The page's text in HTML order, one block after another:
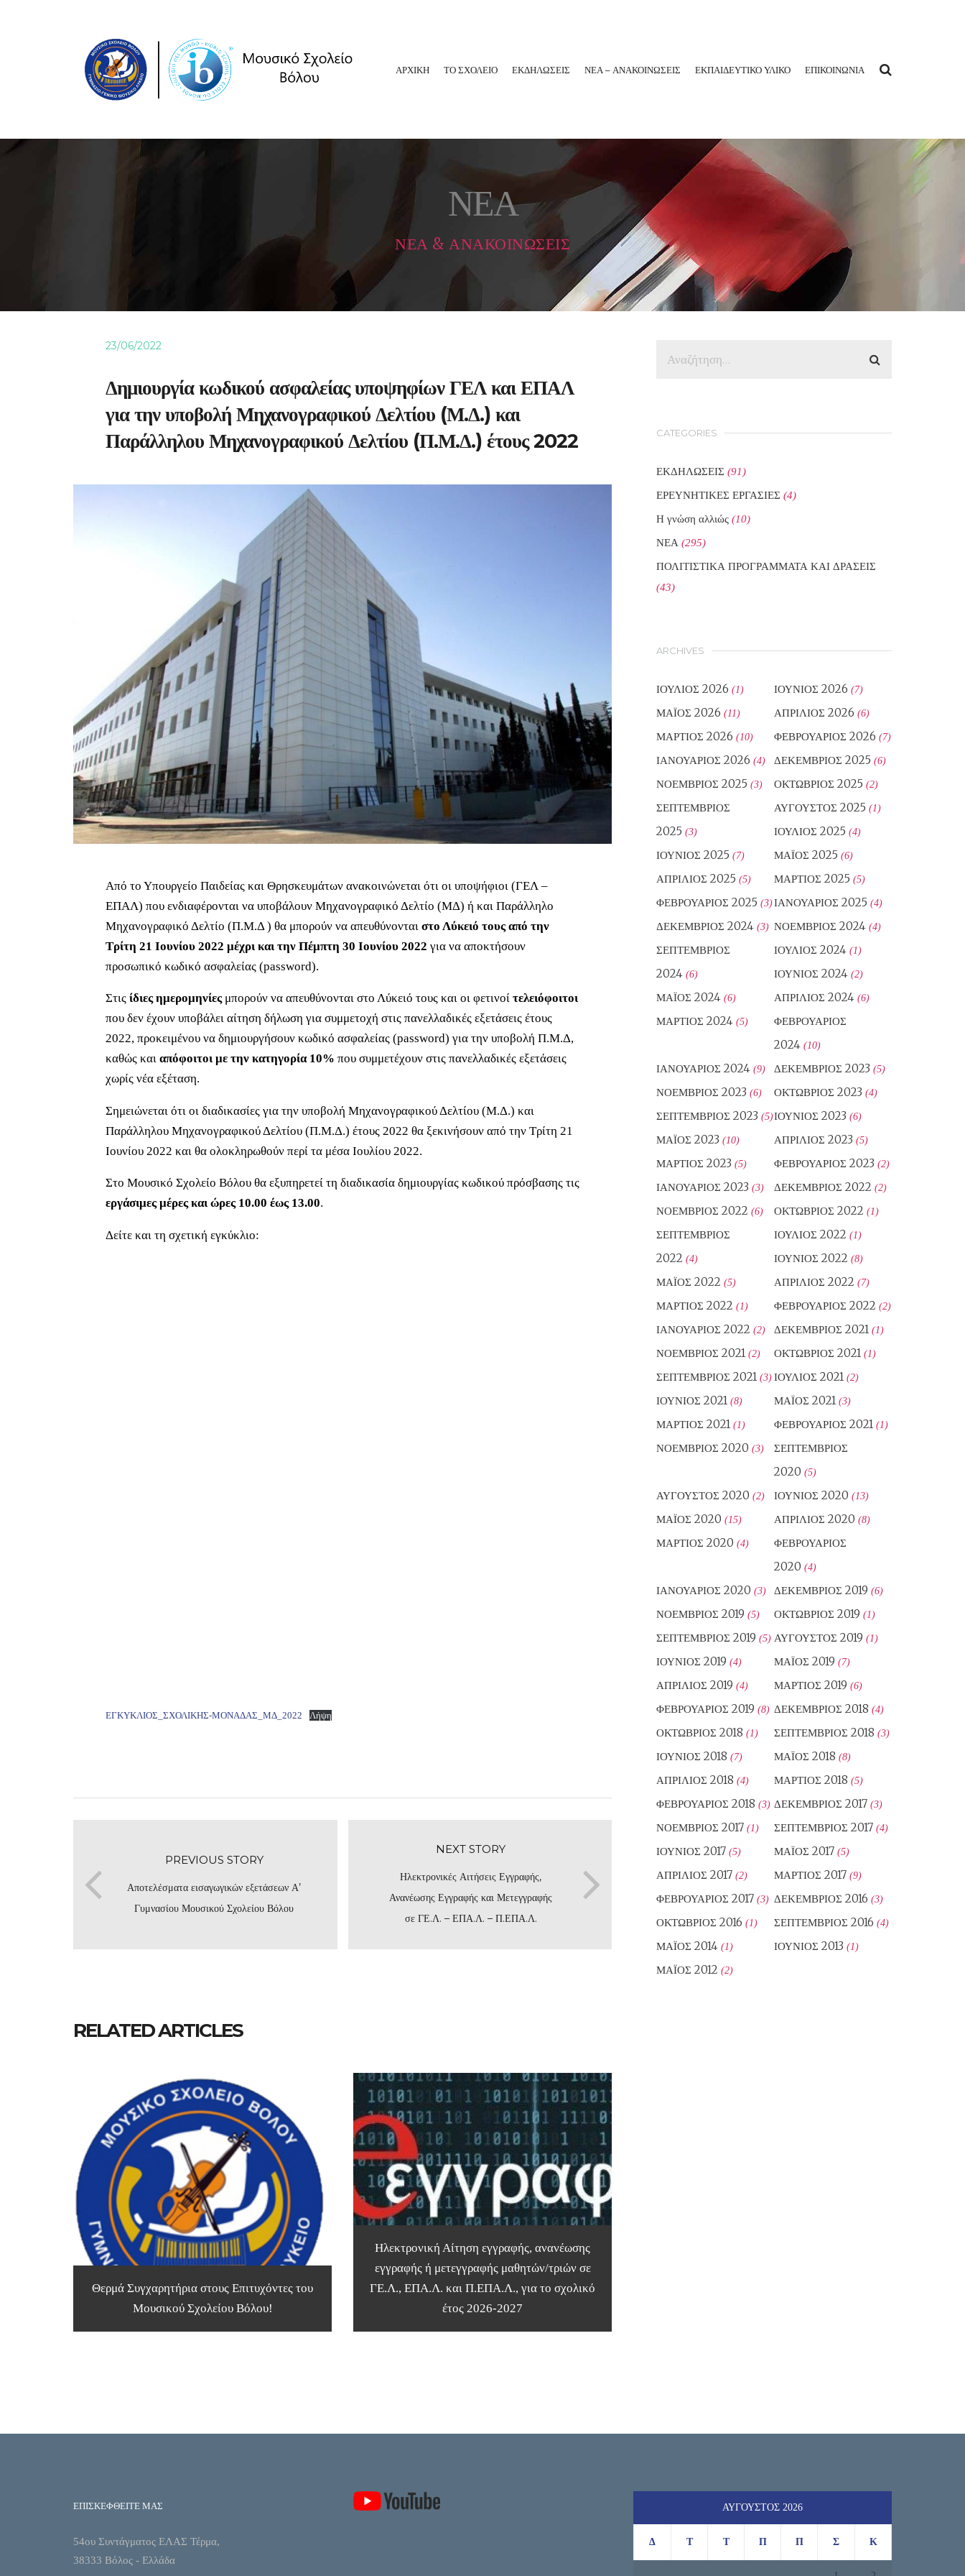
ΑΡΧΙΚΗ ΤΟ ΣΧΟΛΕΙΟ ΕΚΔΗΛΩΣΕΙΣ ΝΕΑ – ΑΝΑΚΟΙΝΩΣΕΙΣ ΕΚΠΑΙΔΕΥΤΙΚΟ ΥΛΙΚΟ ΕΠΙΚΟΙΝΩΝΙΑ
ΝΕΑ
ΝΕΑ & ΑΝΑΚΟΙΝΩΣΕΙΣ
23/06/2022
Δημιουργία κωδικού ασφαλείας υποψηφίων ΓΕΛ και ΕΠΑΛ
για την υποβολή Μηχανογραφικού Δελτίου (Μ.Δ.) και
Παράλληλου Μηχανογραφικού Δελτίου (Π.Μ.Δ.) έτους 2022
Από το Υπουργείο Παιδείας και Θρησκευμάτων ανακοινώνεται ότι οι υποψήφιοι (ΓΕΛ –
ΕΠΑΛ) που ενδιαφέρονται να υποβάλουν Μηχανογραφικό Δελτίο (ΜΔ) ή και Παράλληλο
Μηχανογραφικό Δελτίο (Π.Μ.Δ ) θα μπορούν να απευθύνονται στο Λύκειό τους από την
Τρίτη 21 Ιουνίου 2022 μέχρι και την Πέμπτη 30 Ιουνίου 2022 για να αποκτήσουν
προσωπικό κωδικό ασφαλείας (password).
Στις ίδιες ημερομηνίεςμπορούν να απευθύνονται στο Λύκειό τους και οι φετινοί τελειόφοιτοι
που δεν έχουν υποβάλει αίτηση δήλωση για συμμετοχή στις πανελλαδικές εξετάσεις έτους
2022, προκειμένου να δημιουργήσουν κωδικό ασφαλείας (password) για την υποβολή Π.Μ.Δ,
καθώς και απόφοιτοι με την κατηγορία 10% που συμμετέχουν στις πανελλαδικές εξετάσεις
χωρίς νέα εξέταση.
Σημειώνεται ότι οι διαδικασίες για την υποβολή Μηχανογραφικού Δελτίου (Μ.Δ.) και
Παράλληλου Μηχανογραφικού Δελτίου (Π.Μ.Δ.) έτους 2022 θα ξεκινήσουν από την Τρίτη 21
Ιουνίου 2022 και θα ολοκληρωθούν περί τα μέσα Ιουλίου 2022.
Στο Μουσικό Σχολείο Βόλου θα εξυπηρετεί τη διαδικασία δημιουργίας κωδικού πρόσβασης τις
εργάσιμες μέρες και ώρες 10.00 έως 13.00.
Δείτε και τη σχετική εγκύκλιο:
ΕΓΚΥΚΛΙΟΣ_ΣΧΟΛΙΚΗΣ-ΜΟΝΑΔΑΣ_ΜΔ_2022 Λήψη
PREVIOUS STORY
Αποτελέσματα εισαγωγικών εξετάσεων Α’
Γυμνασίου Μουσικού Σχολείου Βόλου
NEXT STORY
Ηλεκτρονικές Αιτήσεις Εγγραφής,
Ανανέωσης Εγγραφής και Μετεγγραφής
σε ΓΕ.Λ. – ΕΠΑ.Λ. – Π.ΕΠΑ.Λ.
RELATED ARTICLES
Θερμά Συγχαρητήρια στους Επιτυχόντες του
Μουσικού Σχολείου Βόλου!
Ηλεκτρονική Αίτηση εγγραφής, ανανέωσης
εγγραφής ή μετεγγραφής μαθητών/τριών σε
ΓΕ.Λ., ΕΠΑ.Λ. και Π.ΕΠΑ.Λ., για το σχολικό
έτος 2026-2027
CATEGORIES
ΕΚΔΗΛΩΣΕΙΣ (91)
ΕΡΕΥΝΗΤΙΚΕΣ ΕΡΓΑΣΙΕΣ (4)
Η γνώση αλλιώς (10)
ΝΕΑ (295)
ΠΟΛΙΤΙΣΤΙΚΑ ΠΡΟΓΡΑΜΜΑΤΑ ΚΑΙ ΔΡΑΣΕΙΣ
(43)
ARCHIVES
ΙΟΎΛΙΟΣ 2026 (1) ΙΟΎΝΙΟΣ 2026 (7)
ΜΆΙΟΣ 2026 (11) ΑΠΡΊΛΙΟΣ 2026 (6)
ΜΆΡΤΙΟΣ 2026 (10) ΦΕΒΡΟΥΆΡΙΟΣ 2026 (7)
ΙΑΝΟΥΆΡΙΟΣ 2026 (4) ΔΕΚΈΜΒΡΙΟΣ 2025 (6)
ΝΟΈΜΒΡΙΟΣ 2025 (3) ΟΚΤΏΒΡΙΟΣ 2025 (2)
ΣΕΠΤΈΜΒΡΙΟΣ
2025 (3)
ΑΎΓΟΥΣΤΟΣ 2025 (1)
ΙΟΎΛΙΟΣ 2025 (4)
ΙΟΎΝΙΟΣ 2025 (7) ΜΆΙΟΣ 2025 (6)
ΑΠΡΊΛΙΟΣ 2025 (5) ΜΆΡΤΙΟΣ 2025 (5)
ΦΕΒΡΟΥΆΡΙΟΣ 2025 (3)ΙΑΝΟΥΆΡΙΟΣ 2025 (4)
ΔΕΚΈΜΒΡΙΟΣ 2024 (3) ΝΟΈΜΒΡΙΟΣ 2024 (4)
ΣΕΠΤΈΜΒΡΙΟΣ
2024 (6)
ΙΟΎΛΙΟΣ 2024 (1)
ΙΟΎΝΙΟΣ 2024 (2)
ΜΆΙΟΣ 2024 (6) ΑΠΡΊΛΙΟΣ 2024 (6)
ΜΆΡΤΙΟΣ 2024 (5)
ΦΕΒΡΟΥΆΡΙΟΣ
2024 (10)
ΙΑΝΟΥΆΡΙΟΣ 2024 (9) ΔΕΚΈΜΒΡΙΟΣ 2023 (5)
ΝΟΈΜΒΡΙΟΣ 2023 (6) ΟΚΤΏΒΡΙΟΣ 2023 (4)
ΣΕΠΤΈΜΒΡΙΟΣ 2023 (5)ΙΟΎΝΙΟΣ 2023 (6)
ΜΆΙΟΣ 2023 (10) ΑΠΡΊΛΙΟΣ 2023 (5)
ΜΆΡΤΙΟΣ 2023 (5) ΦΕΒΡΟΥΆΡΙΟΣ 2023 (2)
ΙΑΝΟΥΆΡΙΟΣ 2023 (3) ΔΕΚΈΜΒΡΙΟΣ 2022 (2)
ΝΟΈΜΒΡΙΟΣ 2022 (6) ΟΚΤΏΒΡΙΟΣ 2022 (1)
ΣΕΠΤΈΜΒΡΙΟΣ
2022 (4)
ΙΟΎΛΙΟΣ 2022 (1)
ΙΟΎΝΙΟΣ 2022 (8)
ΜΆΙΟΣ 2022 (5) ΑΠΡΊΛΙΟΣ 2022 (7)
ΜΆΡΤΙΟΣ 2022 (1) ΦΕΒΡΟΥΆΡΙΟΣ 2022 (2)
ΙΑΝΟΥΆΡΙΟΣ 2022 (2) ΔΕΚΈΜΒΡΙΟΣ 2021 (1)
ΝΟΈΜΒΡΙΟΣ 2021 (2) ΟΚΤΏΒΡΙΟΣ 2021 (1)
ΣΕΠΤΈΜΒΡΙΟΣ 2021 (3)ΙΟΎΛΙΟΣ 2021 (2)
ΙΟΎΝΙΟΣ 2021 (8) ΜΆΙΟΣ 2021 (3)
ΜΆΡΤΙΟΣ 2021 (1) ΦΕΒΡΟΥΆΡΙΟΣ 2021 (1)
ΝΟΈΜΒΡΙΟΣ 2020 (3)
ΣΕΠΤΈΜΒΡΙΟΣ
2020 (5)
ΑΎΓΟΥΣΤΟΣ 2020 (2) ΙΟΎΝΙΟΣ 2020 (13)
ΜΆΙΟΣ 2020 (15) ΑΠΡΊΛΙΟΣ 2020 (8)
ΜΆΡΤΙΟΣ 2020 (4)
ΦΕΒΡΟΥΆΡΙΟΣ
2020 (4)
ΙΑΝΟΥΆΡΙΟΣ 2020 (3) ΔΕΚΈΜΒΡΙΟΣ 2019 (6)
ΝΟΈΜΒΡΙΟΣ 2019 (5) ΟΚΤΏΒΡΙΟΣ 2019 (1)
ΣΕΠΤΈΜΒΡΙΟΣ 2019 (5) ΑΎΓΟΥΣΤΟΣ 2019 (1)
ΙΟΎΝΙΟΣ 2019 (4) ΜΆΙΟΣ 2019 (7)
ΑΠΡΊΛΙΟΣ 2019 (4) ΜΆΡΤΙΟΣ 2019 (6)
ΦΕΒΡΟΥΆΡΙΟΣ 2019 (8) ΔΕΚΈΜΒΡΙΟΣ 2018 (4)
ΟΚΤΏΒΡΙΟΣ 2018 (1) ΣΕΠΤΈΜΒΡΙΟΣ 2018 (3)
ΙΟΎΝΙΟΣ 2018 (7) ΜΆΙΟΣ 2018 (8)
ΑΠΡΊΛΙΟΣ 2018 (4) ΜΆΡΤΙΟΣ 2018 (5)
ΦΕΒΡΟΥΆΡΙΟΣ 2018 (3) ΔΕΚΈΜΒΡΙΟΣ 2017 (3)
ΝΟΈΜΒΡΙΟΣ 2017 (1) ΣΕΠΤΈΜΒΡΙΟΣ 2017 (4)
ΙΟΎΝΙΟΣ 2017 (5) ΜΆΙΟΣ 2017 (5)
ΑΠΡΊΛΙΟΣ 2017 (2) ΜΆΡΤΙΟΣ 2017 (9)
ΦΕΒΡΟΥΆΡΙΟΣ 2017 (3) ΔΕΚΈΜΒΡΙΟΣ 2016 (3)
ΟΚΤΏΒΡΙΟΣ 2016 (1) ΣΕΠΤΈΜΒΡΙΟΣ 2016 (4)
ΜΆΙΟΣ 2014 (1) ΙΟΎΝΙΟΣ 2013 (1)
ΜΆΙΟΣ 2012 (2)
ΕΠΙΣΚΕΦΘΕΙΤΕ ΜΑΣ
54ου Συντάγματος ΕΛΑΣ Τέρμα,
38333 Βόλος - Ελλάδα
ΑΎΓΟΥΣΤΟΣ 2026
Δ Τ Τ Π Π Σ Κ